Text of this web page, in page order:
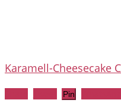
Karamell-Cheesecake
Pin